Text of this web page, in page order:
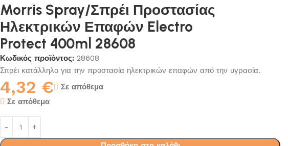
Morris Spray/Σπρέι Προστασίας
Ηλεκτρικών Επαφών Electro
Protect 400ml 28608
Κωδικός προϊόντος:28608
Σπρέι κατάλληλο για την προστασία ηλεκτρικών επαφών από την υγρασία.
4,32 €
Σε απόθεμα
Σε απόθεμα